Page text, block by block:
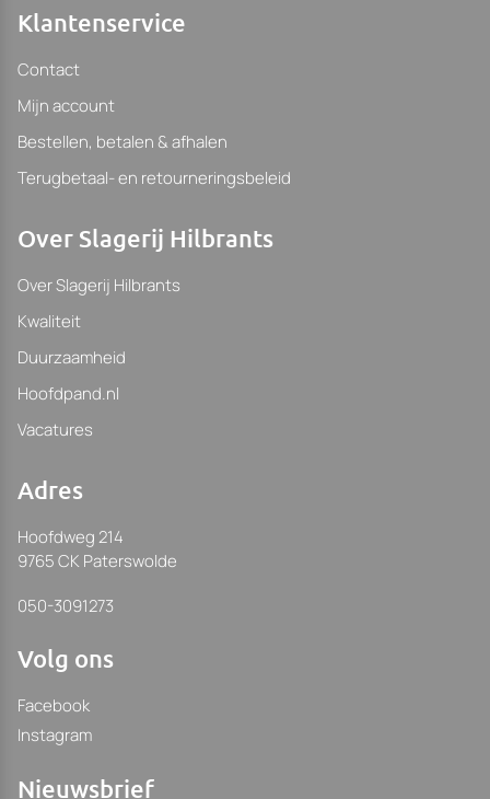
Klantenservice
Contact
Mijn account
Bestellen, betalen & afhalen
Terugbetaal- en retourneringsbeleid
Over Slagerij Hilbrants
Over Slagerij Hilbrants
Kwaliteit
Duurzaamheid
Hoofdpand.nl
Vacatures
Adres
Hoofdweg 214
9765 CK Paterswolde
050-3091273
Volg ons
Facebook
Instagram
Nieuwsbrief